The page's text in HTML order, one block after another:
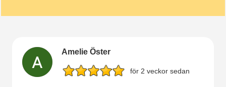
Amelie Öster
för 2 veckor sedan